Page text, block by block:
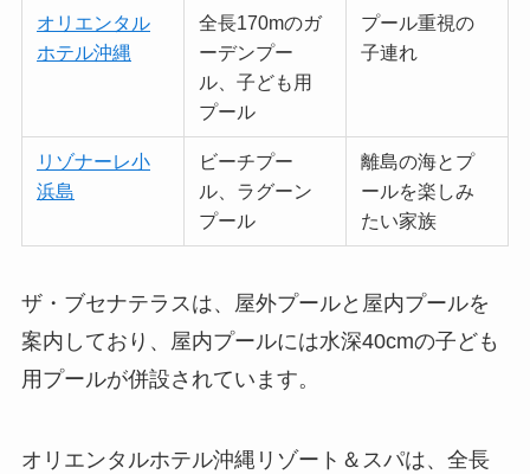
オリエンタル
ホテル沖縄
全長170mのガ
ーデンプー
ル、子ども用
プール
プール重視の
子連れ
リゾナーレ小
浜島
ビーチプー
ル、ラグーン
プール
離島の海とプ
ールを楽しみ
たい家族
ザ・ブセナテラスは、屋外プールと屋内プールを
案内しており、屋内プールには水深40cmの子ども
用プールが併設されています。
オリエンタルホテル沖縄リゾート＆スパは、全長